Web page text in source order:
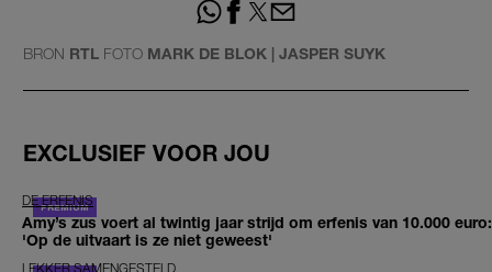
BRON RTL FOTO MARK DE BLOK | JASPER SUYK
EXCLUSIEF VOOR JOU
DE ERFENIS
Amy’s zus voert al twintig jaar strijd om erfenis van 10.000 euro:
'Op de uitvaart is ze niet geweest'
LEKKER SAMENGESTELD